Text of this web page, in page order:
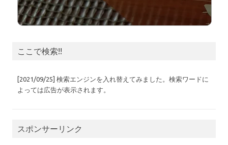
ここで検索!!
[2021/09/25] 検索エンジンを入れ替えてみました。検索ワードに
よっては広告が表示されます。
スポンサーリンク